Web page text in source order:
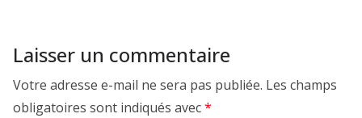
Laisser un commentaire
Votre adresse e-mail ne sera pas publiée. Les champs
obligatoires sont indiqués avec*